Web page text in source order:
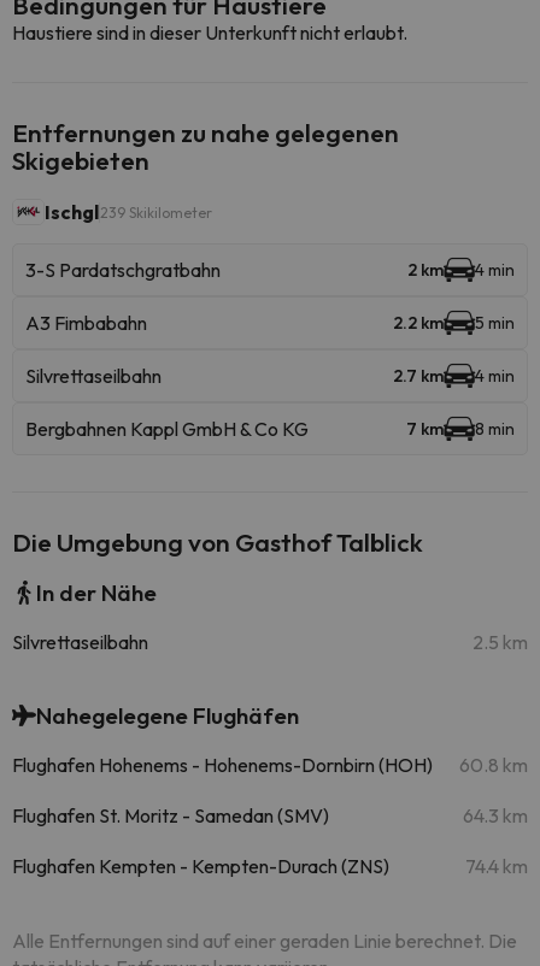
Haustiere sind in dieser Unterkunft nicht erlaubt.
Entfernungen zu nahe gelegenen
Skigebieten
Ischgl239 Skikilometer
3-S Pardatschgratbahn 2 km 4 min
A3 Fimbabahn 2.2 km 5 min
Silvrettaseilbahn 2.7 km 4 min
Bergbahnen Kappl GmbH & Co KG 7 km 8 min
Die Umgebung von Gasthof Talblick
In der Nähe
Silvrettaseilbahn 2.5 km
Nahegelegene Flughäfen
Flughafen Hohenems - Hohenems-Dornbirn (HOH) 60.8 km
Flughafen St. Moritz - Samedan (SMV) 64.3 km
Flughafen Kempten - Kempten-Durach (ZNS) 74.4 km
Alle Entfernungen sind auf einer geraden Linie berechnet. Die